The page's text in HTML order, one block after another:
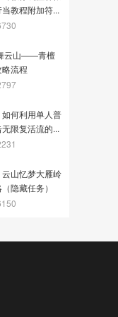
教程附加符...
云山——青檀
流程
如何利用单人普
限复活流的...
云山忆梦大雁岭
隐藏任务）